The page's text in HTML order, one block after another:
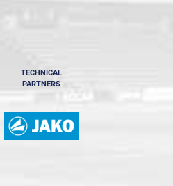
TECHNICAL
PARTNERS